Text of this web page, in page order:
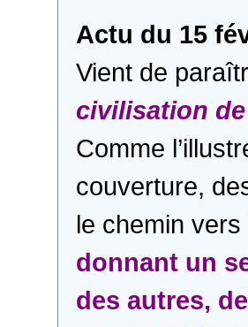
Actu du 15
Vient de
civilisation
Comme
couverture,
le chemin
donnant un
des autres,